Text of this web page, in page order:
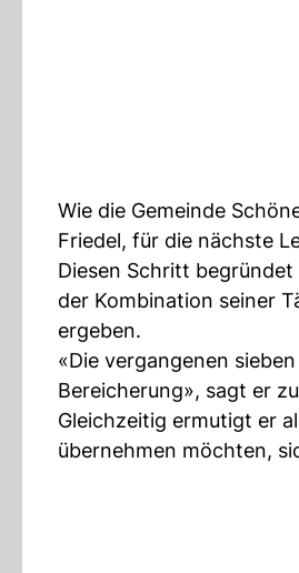
Wie die Gemeinde
Friedel, für die nächste
Diesen Schritt
der Kombination seiner
ergeben.
«Die vergangenen
Bereicherung», sagt er
Gleichzeitig ermutigt er
übernehmen möchten,